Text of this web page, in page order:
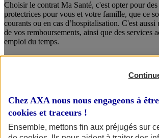
Choisir le contrat Ma Santé, c'est opter pour des
protectrices pour vous et votre famille, que ce
courants ou en cas d’hospitalisation. C'est
de vos remboursements, ainsi que des services
emploi du temps.
Composez dès maintenant votre formule sur
Consulter les documents
Chez AXA nous nous engageons à
cookies et traceurs !
Ensemble, mettons fin aux préjugés sur